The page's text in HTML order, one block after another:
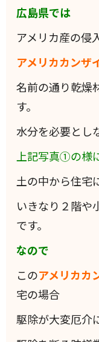
広島県では
アメリカ産の侵
アメリカカンザ
名前の通り乾燥
す。
水分を必要とし
上記写真①の様
土の中から住宅
いきなり２階や
です。
なので
このアメリカカ
宅の場合
駆除が大変厄介